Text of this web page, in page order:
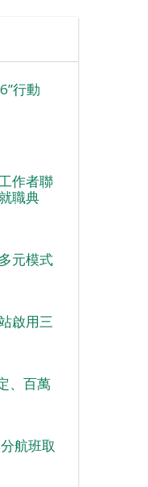
行動
作者聯
職典
元模式
啟用三
、百萬
航班取